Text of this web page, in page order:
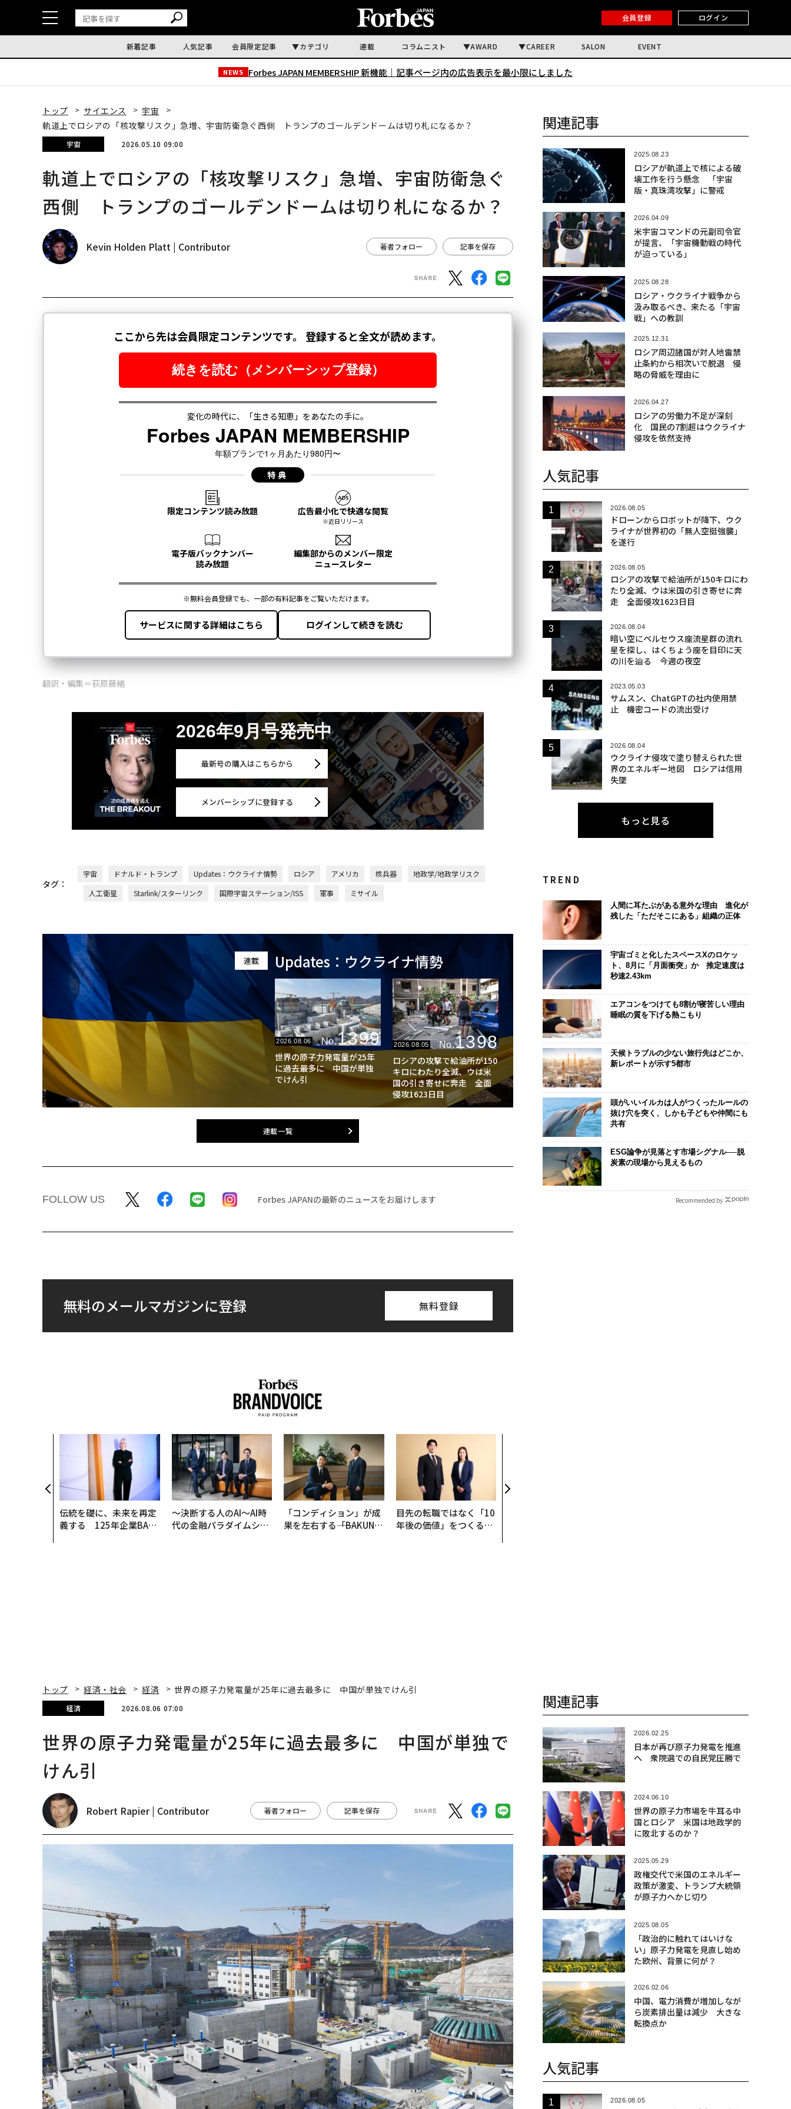
会員登録 ログイン
新着記事 人気記事 会員限定記事 カテゴリ 連載 コラムニスト AWARD CAREER SALON EVENT
NEWS Forbes JAPAN MEMBERSHIP 新機能｜ 記事ページ内の広告表示を最小限にしました
トップ サイエンス
宇宙
軌道上でロシアの「核攻撃リスク」急増、宇宙防衛急ぐ西側 トランプのゴールデンドームは切り札になるか？
宇宙 2026.05.10 09:00
軌道上でロシアの「核攻撃リスク」急増、宇宙防衛急ぐ
西側 トランプのゴールデンドームは切り札になるか？
Kevin Holden Platt | Contributor 著者フォロー 記事を保存
翻訳・編集＝荻原藤緒
2026年9月号発売中
最新号の購入はこちらから
メンバーシップに登録する
タグ：
宇宙 ドナルド・トランプ Updates：ウクライナ情勢 ロシア アメリカ 核兵器
地政学/地政学リスク
人工衛星
Starlink/スターリンク 国際宇宙ステーション/ISS 軍事 ミサイル
連載 Updates：ウクライナ情勢
2026.08.06 No.1399
世界の原子力発電量が25年
に過去最多に 中国が単独
でけん引
2026.08.05 No.1398
ロシアの攻撃で給油所が150
キロにわたり全滅、ウは米
国の引き寄せに奔走 全面
侵攻1623日目
連載一覧
FOLLOW US Forbes JAPANの最新のニュースをお届けします
無料のメールマガジンに登録 無料登録
伝統を礎に、未来を再定
義する 125年企業BAT
〜決断する人のAI〜AI時
代の金融パラダイムシフ
「コンディション」が成
果を左右する――「BAKUN
目先の転職ではなく「10
年後の価値」をつくる─
くり方
関連記事
2025.08.23
ロシアが軌道上で核による破
壊工作を行う懸念 「宇宙
版・真珠湾攻撃」に警戒
2026.04.09
米宇宙コマンドの元副司令官
が提言、「宇宙機動戦の時代
が迫っている」
2025.08.28
ロシア・ウクライナ戦争から
汲み取るべき、来たる「宇宙
戦」への教訓
2025.12.31
ロシア周辺諸国が対人地雷禁
止条約から相次いで脱退 侵
略の脅威を理由に
2026.04.27
ロシアの労働力不足が深刻
化 国民の7割超はウクライナ
侵攻を依然支持
人気記事
2026.08.05
ドローンからロボットが降下、ウク
ライナが世界初の「無人空挺強襲」
を遂行
2026.08.05
ロシアの攻撃で給油所が150キロにわ
たり全滅、ウは米国の引き寄せに奔
走 全面侵攻1623日目
2026.08.04
暗い空にペルセウス座流星群の流れ
星を探し、はくちょう座を目印に天
の川を辿る 今週の夜空
2023.05.03
サムスン、ChatGPTの社内使用禁
止 機密コードの流出受け
2026.08.04
ウクライナ侵攻で塗り替えられた世
界のエネルギー地図 ロシアは信用
失墜
もっと見る
TREND
人間に耳たぶがある意外な理由 進化が
残した「ただそこにある」組織の正体
宇宙ゴミと化したスペースXのロケッ
ト、8月に「月面衝突」か 推定速度は
秒速2.43km
エアコンをつけても8割が寝苦しい理由
睡眠の質を下げる熱こもり
天候トラブルの少ない旅行先はどこか、
新レポートが示す5都市
頭がいいイルカは人がつくったルールの
抜け穴を突く、しかも子どもや仲間にも
共有
ESG論争が見落とす市場シグナル──脱
炭素の現場から見えるもの
Recommended by
トップ 経済・社会 経済 世界の原子力発電量が25年に過去最多に 中国が単独でけん引
経済 2026.08.06 07:00
世界の原子力発電量が25年に過去最多に 中国が単独で
けん引
Robert Rapier | Contributor 著者フォロー 記事を保存
関連記事
2026.02.25
日本が再び原子力発電を推進
へ 衆院選での自民党圧勝で
2024.06.10
世界の原子力市場を牛耳る中
国とロシア 米国は地政学的
に敗北するのか？
2025.05.29
政権交代で米国のエネルギー
政策が激変、トランプ大統領
が原子力へかじ切り
2025.08.05
「政治的に触れてはいけな
い」原子力発電を見直し始め
た欧州、背景に何が？
2026.02.06
中国、電力消費が増加しなが
ら炭素排出量は減少 大きな
転換点か
人気記事
2026.08.05